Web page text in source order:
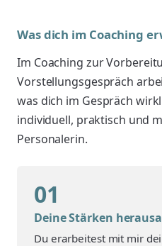
Was dich im Coaching
Im Coaching zur
Vorstellungsgespräch
was dich im Gespräch
individuell, praktisch und
Personalerin.
01
Deine Stärken
Du erarbeitest mit mir